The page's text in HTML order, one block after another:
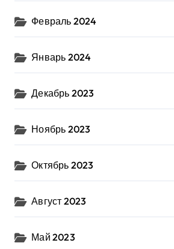
Февраль 2024
Январь 2024
Декабрь 2023
Ноябрь 2023
Октябрь 2023
Август 2023
Май 2023